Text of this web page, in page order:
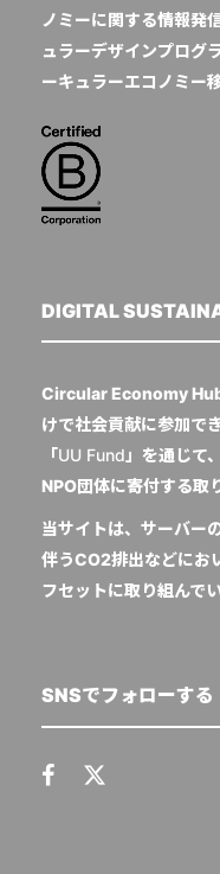
ノミーに関する情報発
ュラーデザインプログ
ーキュラーエコノミー
DIGITAL
Circular Economy
けで社会貢献に参加で
「UU Fund 」を通じて
NPO団体に寄付する取
当サイトは、サーバー
伴うCO2排出などにお
フセットに取り組んで
SNSでフォローする